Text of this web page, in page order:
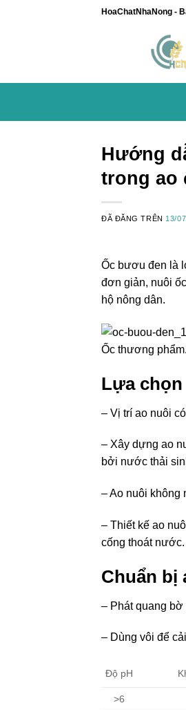
HoaChatNhaNong -
Hướng
trong ao
ĐÃ ĐĂNG TRÊN 13/
Ốc bươu đen là
đơn giản, nuôi
hộ nông dân.
Ốc thương
Lựa chọn
– Vị trí ao nuôi
– Xây dựng ao
bởi nước thải
– Ao nuôi không
– Thiết kế ao
cống thoát nước.
Chuẩn bị
– Phát quang
– Dùng vôi để
Độ pH
>6